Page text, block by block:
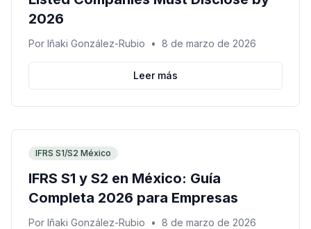
2026
Por Iñaki González-Rubio • 8 de marzo de 2026
Leer más
IFRS S1/S2 México
IFRS S1 y S2 en México: Guía
Completa 2026 para Empresas
Por Iñaki González-Rubio • 8 de marzo de 2026